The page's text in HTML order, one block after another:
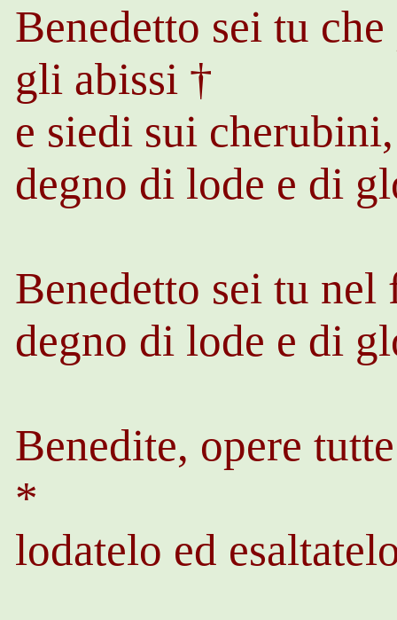
Benedetto sei tu
gli abissi †
e siedi sui
degno di lode e di
Benedetto sei tu
degno di lode e di
Benedite, opere
*
lodatelo ed